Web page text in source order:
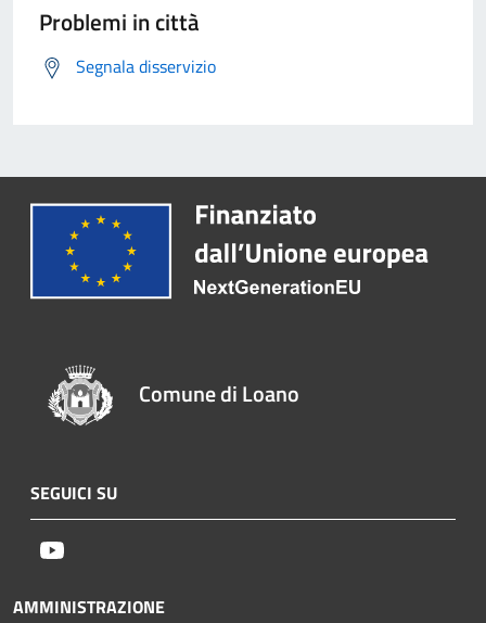
Problemi in città
Segnala disservizio
Comune di Loano
SEGUICI SU
AMMINISTRAZIONE